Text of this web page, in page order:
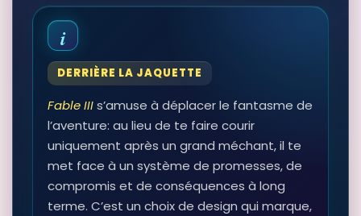
DERRIÈRE LA JAQUETTE
Fable IIIs’amuse à déplacer le fantasme de
l’aventure: au lieu de te faire courir
uniquement après un grand méchant, il te
met face à un système de promesses, de
compromis et de conséquences à long
terme. C’est un choix de design qui marque,